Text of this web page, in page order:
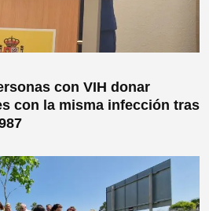
con VIH donar
con la misma infección tras